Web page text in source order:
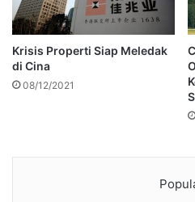
Krisis Properti Siap Meledak
di Cina
08/12/2021